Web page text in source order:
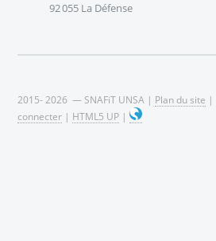
92 055 La Défense
2015- 2026 — SNAFiT UNSA | Plan du site |
connecter | HTML5 UP |